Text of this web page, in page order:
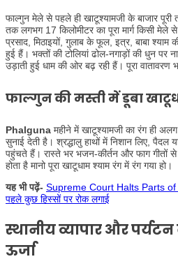
फाल्गुन मेले से पहले ही खाटूश्यामजी के बाजार
तक लगभग 17 किलोमीटर का पूरा मार्ग किसी
प्रसाद, मिठाइयों, गुलाब के फूल, इत्र, बाबा श्याम
हुई हैं। भक्तों की टोलियां ढोल-नगाड़ों की धुन पर
उड़ाती हुई धाम की ओर बढ़ रही हैं। पूरा
फाल्गुन की मस्ती में डूबा
Phalguna महीने में खाटूश्यामजी का रंग ही
सुनाई देती है। श्रद्धालु हाथों में निशान लिए, पैदल
पहुंचते हैं। रास्ते भर भजन-कीर्तन और फाग गीतों से
होता है मानो पूरा खाटूधाम श्याम रंग में रंग गया हो।
यह भी पढ़ें- Supreme Court Halts Parts of
पहले कुछ हिस्सों पर रोक लगाई
स्थानीय व्यापार और
ऊर्जा